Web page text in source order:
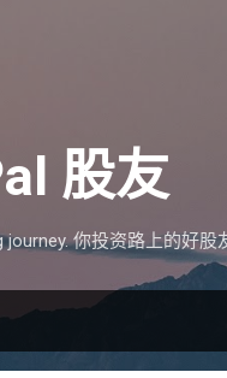
股友
你投资路上的好股